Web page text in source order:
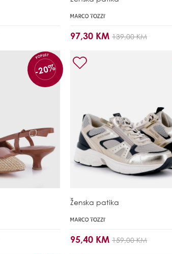
97,30 KM 139,00 KM
POPUST
-20%
Ženska patika
95,40 KM 159,00 KM